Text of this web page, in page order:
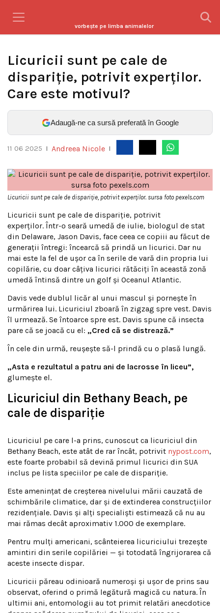
vorbeşte pe limba animalelor
Licuricii sunt pe cale de
dispariție, potrivit experților.
Care este motivul?
Adaugă-ne ca sursă preferată în Google
11 06 2025 Andreea Nicole
Licuricii sunt pe cale de dispariție, potrivit experților. sursa foto pexels.com
Licuricii sunt pe cale de dispariție, potrivit
experților. Într-o seară umedă de iulie, biologul de stat
din Delaware, Jason Davis, face ceea ce copiii au făcut de
generații întregi: încearcă să prindă un licurici. Dar nu
mai este la fel de ușor ca în serile de vară din propria lui
copilărie, cu doar câțiva licurici rătăciți în această zonă
umedă întinsă dintre un golf și Oceanul Atlantic.
Davis vede dublul licăr al unui mascul și pornește în
urmărirea lui. Licuriciul zboară în zigzag spre vest. Davis
îl urmează. Se întoarce spre est. Davis spune că insecta
pare că se joacă cu el: „Cred că se distrează.”
În cele din urmă, reușește să-l prindă cu o plasă lungă.
„Asta e rezultatul a patru ani de lacrosse în liceu”,
glumește el.
Licuriciul din Bethany Beach, pe
cale de dispariție
Licuriciul pe care l-a prins, cunoscut ca licuriciul din
Bethany Beach, este atât de rar încât, potrivit nypost.com,
este foarte probabil să devină primul licurici din SUA
inclus pe lista speciilor pe cale de dispariție.
Este amenințat de creșterea nivelului mării cauzată de
schimbările climatice, dar și de extinderea construcțiilor
rezidențiale. Davis și alți specialiști estimează că nu au
mai rămas decât aproximativ 1.000 de exemplare.
Pentru mulți americani, scânteierea licuriciului trezește
amintiri din serile copilăriei — și totodată îngrijorarea că
aceste insecte dispar.
Licuricii păreau odinioară numeroși și ușor de prins sau
observat, oferind o primă legătură magică cu natura. În
ultimii ani, entomologii au tot primit relatări anecdotice